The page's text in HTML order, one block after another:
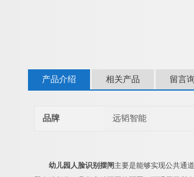
产品介绍 相关产品 留言
品牌 远韬智能
幼儿园人脸识别摆闸 主要是能够实现公共通